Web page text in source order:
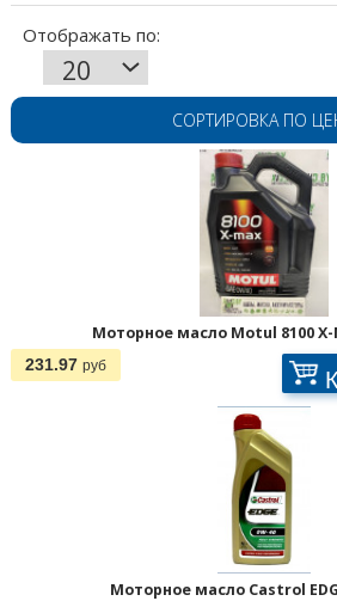
СОРТИРОВКА ПО
Моторное масло Motul 8100 X-
231.97 руб
Моторное масло Castrol